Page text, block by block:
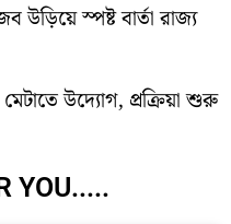
স্পষ্ট বার্তা রাজ্য
উদ্যোগ, প্রক্রিয়া শুরু
YOU.....